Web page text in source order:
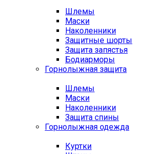
Шлемы
Маски
Наколенники
Защитные шорты
Защита запястья
Бодиарморы
Горнолыжная защита
Шлемы
Маски
Наколенники
Защита спины
Горнолыжная одежда
Куртки